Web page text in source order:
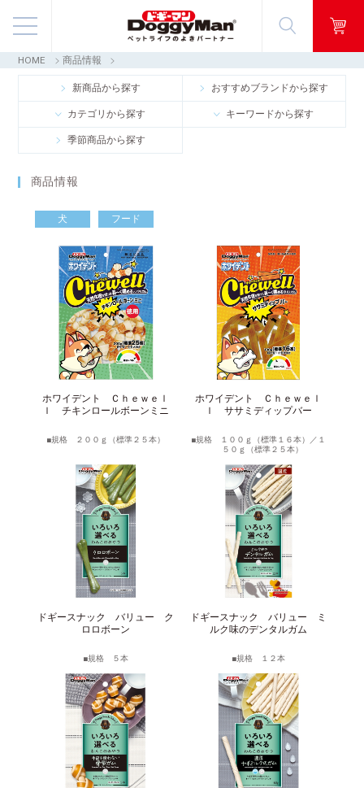
商品情報
映像ギャラリー
会社情報
採用情報
HOME 商品情報
新商品から探す おすすめブランドから探す
カテゴリから探す キーワードから探す
季節商品から探す
商品情報
犬 フード
ホワイデント Ｃｈｅｗｅｌ
ｌ チキンロールボーンミニ
規格 ２００ｇ（標準２５本）
ホワイデント Ｃｈｅｗｅｌ
ｌ ササミディップバー
規格 １００ｇ（標準１６本）／１
５０ｇ（標準２５本）
ドギースナック バリュー ク
ロロボーン
規格 ５本
ドギースナック バリュー ミ
ルク味のデンタルガム
規格 １２本